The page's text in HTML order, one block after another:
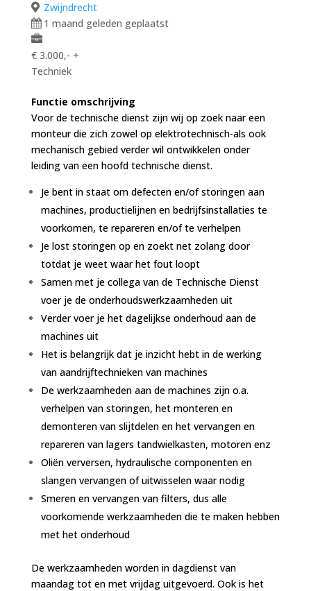
Zwijndrecht
1 maand geleden geplaatst
€ 3.000,- +
Techniek
Functie omschrijving
Voor de technische dienst zijn wij op zoek naar een
monteur die zich zowel op elektrotechnisch-als ook
mechanisch gebied verder wil ontwikkelen onder
leiding van een hoofd technische dienst.
Je bent in staat om defecten en/of storingen aan
machines, productielijnen en bedrijfsinstallaties te
voorkomen, te repareren en/of te verhelpen
Je lost storingen op en zoekt net zolang door
totdat je weet waar het fout loopt
Samen met je collega van de Technische Dienst
voer je de onderhoudswerkzaamheden uit
Verder voer je het dagelijkse onderhoud aan de
machines uit
Het is belangrijk dat je inzicht hebt in de werking
van aandrijftechnieken van machines
De werkzaamheden aan de machines zijn o.a.
verhelpen van storingen, het monteren en
demonteren van slijtdelen en het vervangen en
repareren van lagers tandwielkasten, motoren enz
Oliën verversen, hydraulische componenten en
slangen vervangen of uitwisselen waar nodig
Smeren en vervangen van filters, dus alle
voorkomende werkzaamheden die te maken hebben
met het onderhoud
De werkzaamheden worden in dagdienst van
maandag tot en met vrijdag uitgevoerd. Ook is het